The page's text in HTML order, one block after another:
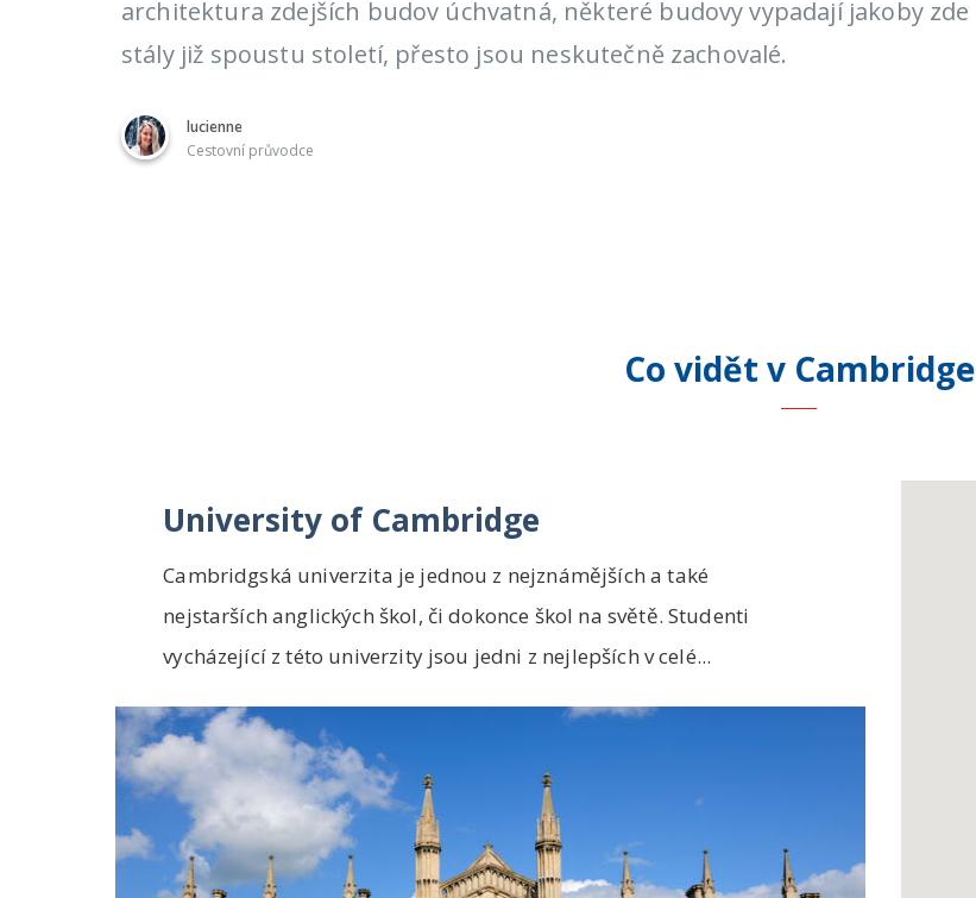
architektura zdejších budov úchvatná, některé budovy vypadají jakoby zde
stály již spoustu století, přesto jsou neskutečně zachovalé.
lucienne
Cestovní průvodce
Co vidět v Cambridge
University of Cambridge
Cambridgská univerzita je jednou z nejznámějších a také
nejstarších anglických škol, či dokonce škol na světě. Studenti
vycházející z této univerzity jsou jedni z nejlepších v celé...